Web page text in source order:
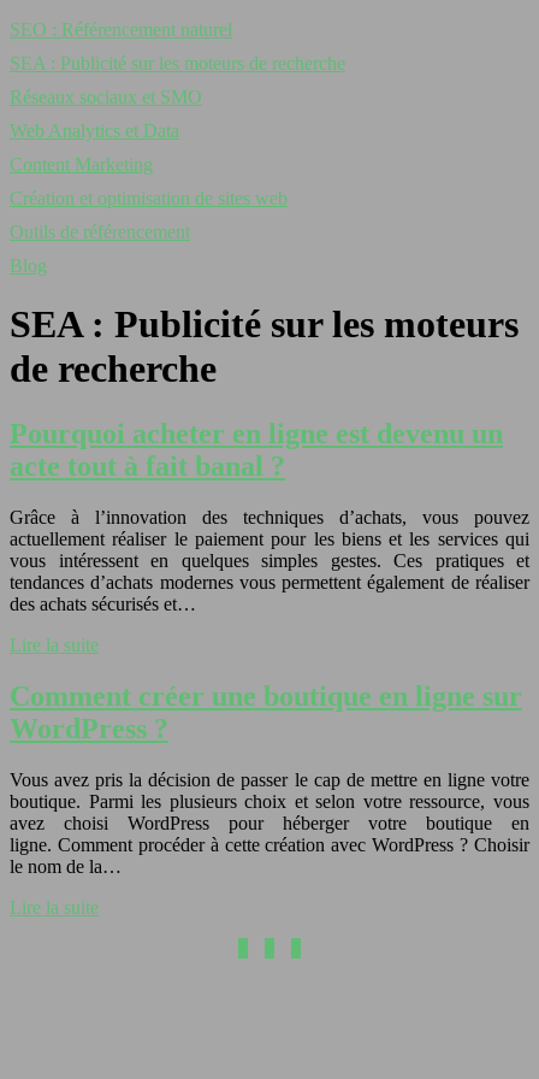
SEO : Référencement naturel
SEA : Publicité sur les moteurs de recherche
Réseaux sociaux et SMO
Web Analytics et Data
Content Marketing
Création et optimisation de sites web
Outils de référencement
Blog
SEA : Publicité sur les moteurs
de recherche
Pourquoi acheter en ligne est devenu un
acte tout à fait banal ?
Grâce à l’innovation des techniques d’achats, vous pouvez
actuellement réaliser le paiement pour les biens et les services qui
vous intéressent en quelques simples gestes. Ces pratiques et
tendances d’achats modernes vous permettent également de réaliser
des achats sécurisés et…
Lire la suite
Comment créer une boutique en ligne sur
WordPress ?
Vous avez pris la décision de passer le cap de mettre en ligne votre
boutique. Parmi les plusieurs choix et selon votre ressource, vous
avez choisi WordPress pour héberger votre boutique en
ligne. Comment procéder à cette création avec WordPress ? Choisir
le nom de la…
Lire la suite